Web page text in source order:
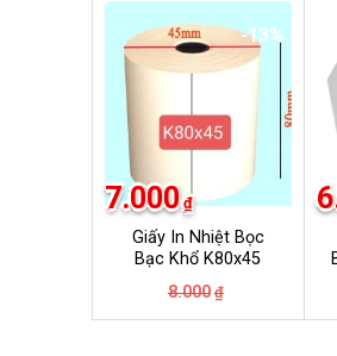
-13%
Giấy In Nhiệt Bọc
Bạc Khổ K80x45
8.000 ₫
là:
7.000 ₫
tại